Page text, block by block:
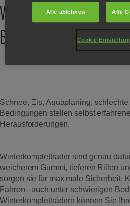
Wechseln Sie jetzt auf
Behalten Sie Ihren Stil.
Schnee, Eis, Aquaplaning,
Bedingungen stellen selbst
Herausforderungen.
Winterkompletträder sind genau
weicherem Gummi, tieferen Rillen
sorgen sie für maximale Sicherheit,
Fahren - auch unter schwierigen
Winterkompletträdern können Sie
Alle ablehnen Alle
Cookie-